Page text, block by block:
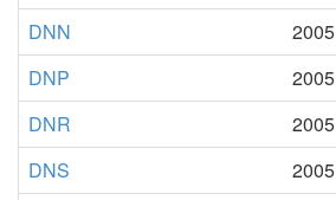
DNN
2005
DNP
2005
DNR
2005
DNS
2005